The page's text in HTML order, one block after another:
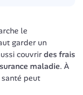
le
garder un
couvrir des frais
maladie. À
peut